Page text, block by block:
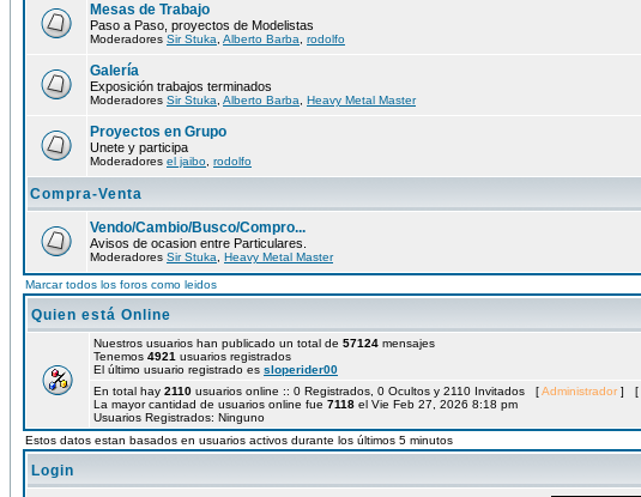
Mesas de Trabajo
Paso a Paso, proyectos de Modelistas
Moderadores Sir Stuka Alberto Barba rodolfo
Galería
Exposición trabajos terminados
Moderadores Sir Stuka Alberto Barba Heavy Metal Master
Proyectos en Grupo
Unete y participa
Moderadores el jaibo rodolfo
Compra-Venta
Vendo/Cambio/Busco/Compro...
Avisos de ocasion entre Particulares.
Moderadores Sir Stuka Heavy Metal Master
Marcar todos los foros como leidos
Quien está Online
Nuestros usuarios han publicado un total de 57124 mensajes
Tenemos 4921 usuarios registrados
El último usuario registrado es sloperider00
En total hay 2110 usuarios online :: 0 Registrados, 0 Ocultos y 2110 Invitados [Administrador ] [
La mayor cantidad de usuarios online fue 7118 el Vie Feb 27, 2026 8:18 pm
Usuarios Registrados: Ninguno
Estos datos estan basados en usuarios activos durante los últimos 5 minutos
Login